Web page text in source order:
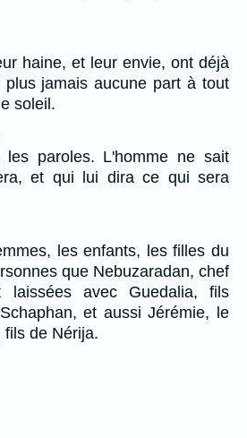
haine, et leur envie, ont déjà
jamais aucune part à tout
soleil.
les paroles. L'homme ne sait
et qui lui dira ce qui sera
les enfants, les filles du
que Nebuzaradan, chef
laissées avec Guedalia, fils
et aussi Jérémie, le
fils de Nérija.